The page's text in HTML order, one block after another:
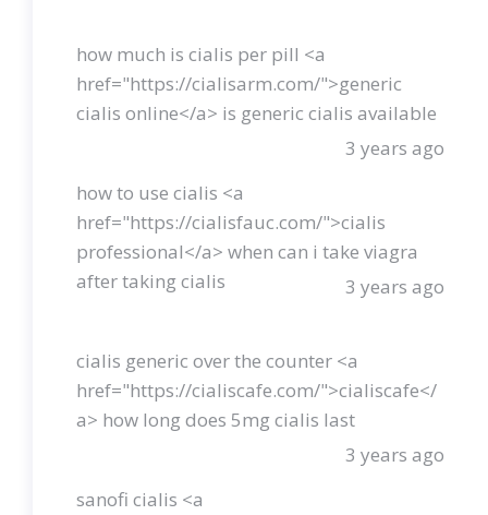
how much is cialis per pill <a
href="https://cialisarm.com/">generic
cialis online</a> is generic cialis available
3 years ago
how to use cialis <a
href="https://cialisfauc.com/">cialis
professional</a> when can i take viagra
after taking cialis
3 years ago
cialis generic over the counter <a
href="https://cialiscafe.com/">cialiscafe</
a> how long does 5mg cialis last
3 years ago
sanofi cialis <a